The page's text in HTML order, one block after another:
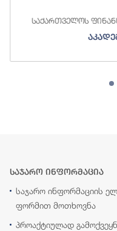
სამინისტროს
საჯარო ინფორმაცია
საჯარო ინფორმაციის
ფორმით მოთხოვნა
პროაქტიულად